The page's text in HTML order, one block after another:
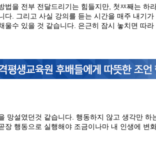
법을 전부 전달드리기는 힘들지만, 첫ㅉ째는 하
다. 그리고 사실 강의를 듣는 시간을 매주 내기
울수 있을 것 같습니다. 은근히 잠시 놓치면 따
망설였던것 같습니다. 행동하지 않고 생각만
장 행동으로 실행해야 조금이나마 내 인생에 변